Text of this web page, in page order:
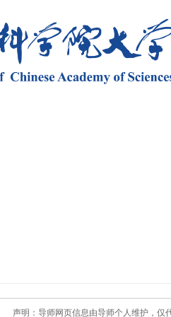
声明：导师网页信息由导师个人维护，仅